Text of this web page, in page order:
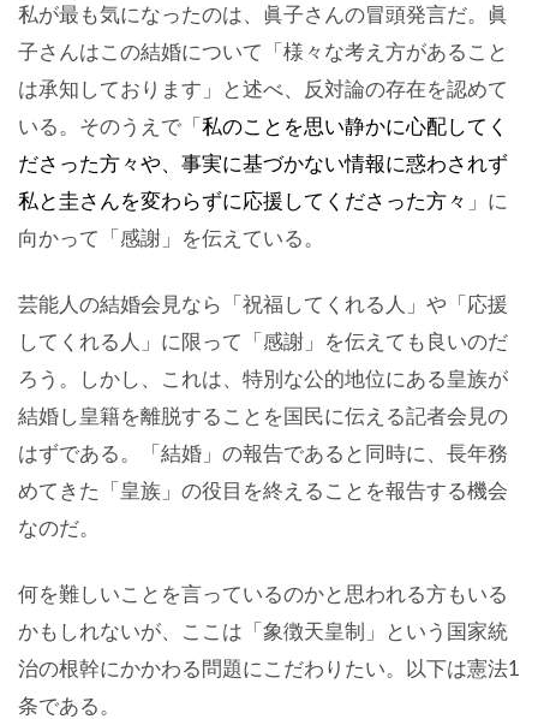
私が最も気になったのは、眞子さんの冒頭発言だ。眞
子さんはこの結婚について「様々な考え方があること
は承知しております」と述べ、反対論の存在を認めて
いる。そのうえで「私のことを思い静かに心配してく
ださった方々や、事実に基づかない情報に惑わされず
私と圭さんを変わらずに応援してくださった方々 」に
向かって「感謝」を伝えている。
芸能人の結婚会見なら「祝福してくれる人」や「応援
してくれる人」に限って「感謝」を伝えても良いのだ
ろう。しかし、これは、特別な公的地位にある皇族が
結婚し皇籍を離脱することを国民に伝える記者会見の
はずである。「結婚」の報告であると同時に、長年務
めてきた「皇族」の役目を終えることを報告する機会
なのだ。
何を難しいことを言っているのかと思われる方もいる
かもしれないが、ここは「象徴天皇制」という国家統
治の根幹にかかわる問題にこだわりたい。以下は憲法1
条である。